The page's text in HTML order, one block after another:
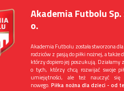
Akademia Futbolu Sp.
o.
Akademia Futbolu została stworzona
rodziców z pasją do piłki nożnej, a także
którzy dopiero jej poszukują. Działamy
o tych, którzy chcą rozwijać swoje
umiejętności, ale też nauczyć się
nowego.Piłka nożna dla dzieci - od